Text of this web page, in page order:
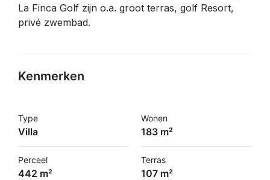
La Finca Golf zijn o.a. groot terras, golf Resort,
privé zwembad.
Kenmerken
Type
Villa
Wonen
183 m²
Perceel
442 m²
Terras
107 m²